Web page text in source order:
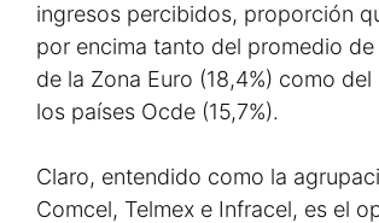
ingresos percibidos, proporción
por encima tanto del promedio
de la Zona Euro (18,4%) como
los países Ocde (15,7%).
Claro, entendido como la
Comcel, Telmex e Infracel, es el